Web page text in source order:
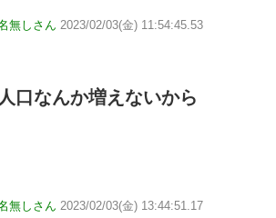
無しさん 2023/02/03(金) 11:54:45.53
口なんか増えないから
無しさん 2023/02/03(金) 13:44:51.17